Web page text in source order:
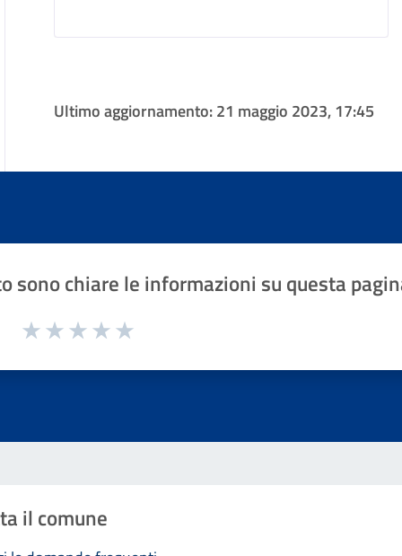
Ultimo aggiornamento:21 maggio 2023, 17:45
sono chiare le informazioni su questa
1 a 5 stelle la pagina
il comune